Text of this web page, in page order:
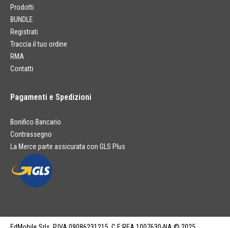
Prodotti
BUNDLE
Registrati
Traccia il tuo ordine
RMA
Contatti
Pagamenti e Spedizioni
Bonifico Bancario
Contrassegno
La Merce parte assicurata con GLS Plus